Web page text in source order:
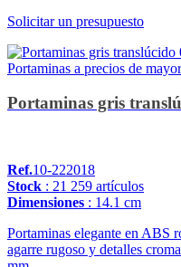
Solicitar un presupuesto
Portaminas gris
Ref.10-222018
Stock : 21 259 artículos
Dimensiones : 14.1 cm
Portaminas elegante en ABS
agarre rugoso y detalles